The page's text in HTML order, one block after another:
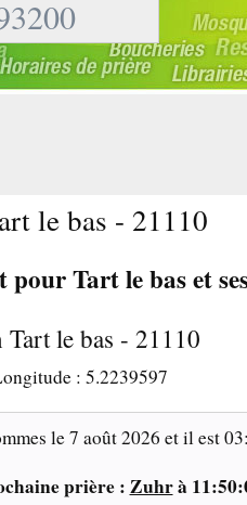
le bas - 21110
pour Tart le bas et
Tart le bas - 21110
: 5.2239597
le7 août 2026 et il est
prière : Zuhrà